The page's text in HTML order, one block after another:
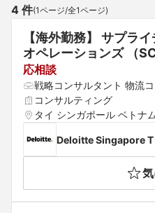
4 件(1ページ/全1ページ)
【海外勤務】 サプラ
オペレーションズ （
/ Senior Consultant /
ager / Director /
応相談
戦略コンサルタント 物流
コンサルタント
コンサルティング
タイ シンガポール ベトナ
Deloitte Singapore T